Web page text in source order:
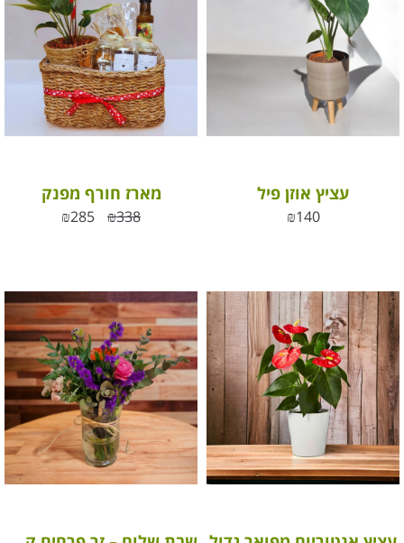
עציץ אוזן פיל
₪140
מארז חורף מפנק
₪338
₪285